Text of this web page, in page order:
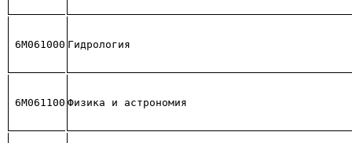
6М061000 Гидрология
6М061100 Физика и астрономия